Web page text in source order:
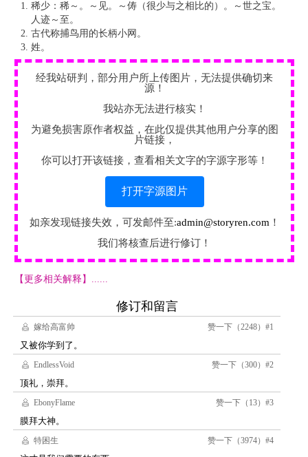
稀少：稀～。～见。～俦（很少与之相比的）。～世之宝。
人迹～至。
古代称捕鸟用的长柄小网。
姓。
经我站研判，部分用户所上传图片，无法提供确切来
源！
我站亦无法进行核实！
为避免损害原作者权益，在此仅提供其他用户分享的图
片链接，
你可以打开该链接，查看相关文字的字源字形等！
打开字源图片
如亲发现链接失效，可发邮件至:admin@storyren.com ！
我们将核查后进行修订！
【更多相关解释】......